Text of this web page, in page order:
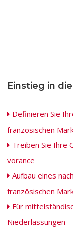
Einstieg in
Definieren Sie
französischen
Treiben Sie Ihre
vorance
Aufbau eines
französischen
Für
Niederlassungen